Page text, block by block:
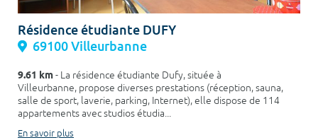
Résidence étudiante DUFY
69100 Villeurbanne
9.61 km- La résidence étudiante Dufy, située à
Villeurbanne, propose diverses prestations (réception, sauna,
salle de sport, laverie, parking, Internet), elle dispose de 114
appartements avec studios étudia...
En savoir plus